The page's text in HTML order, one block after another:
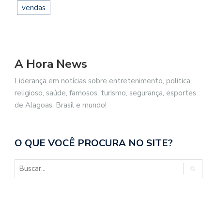
vendas
A Hora News
Liderança em notícias sobre entretenimento, politica,
religioso, saúde, famosos, turismo, segurança, esportes
de Alagoas, Brasil e mundo!
O QUE VOCÊ PROCURA NO SITE?